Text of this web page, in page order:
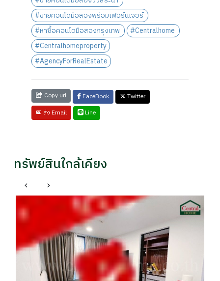
#ขายคอนโดมือสองพร้อมเฟอร์นิเจอร์
#หาซื้อคอนโดมือสองกรุงเทพ
#Centralhome
#Centralhomeproperty
#AgencyForRealEstate
Copy url FaceBook
Twitter
ส่ง Email
Line
ทรัพย์สินใกล้เคียง
ภาษีเจริญ กรุงเทพมหานคร
คอนโด เดอะเพรสซิเด้นท์ สาทร - ราชพฤกษ์ เฟส 2 ติด
รถไฟฟ้า MRT สถานีบางหว้า ราคาถูกที่สุดในโครงการ
ราคา
฿ 2,090,000฿2,290,000
- / 029xxxx99